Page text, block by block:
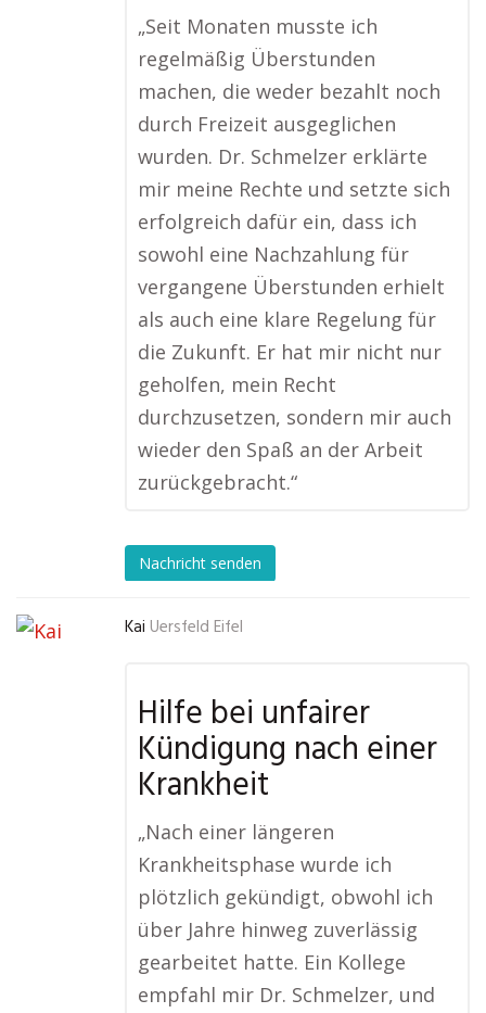
„Seit Monaten musste ich
regelmäßig Überstunden
machen, die weder bezahlt noch
durch Freizeit ausgeglichen
wurden. Dr. Schmelzer erklärte
mir meine Rechte und setzte sich
erfolgreich dafür ein, dass ich
sowohl eine Nachzahlung für
vergangene Überstunden erhielt
als auch eine klare Regelung für
die Zukunft. Er hat mir nicht nur
geholfen, mein Recht
durchzusetzen, sondern mir auch
wieder den Spaß an der Arbeit
zurückgebracht.“
Nachricht senden
Kai Uersfeld Eifel
Hilfe bei unfairer
Kündigung nach einer
Krankheit
„Nach einer längeren
Krankheitsphase wurde ich
plötzlich gekündigt, obwohl ich
über Jahre hinweg zuverlässig
gearbeitet hatte. Ein Kollege
empfahl mir Dr. Schmelzer, und